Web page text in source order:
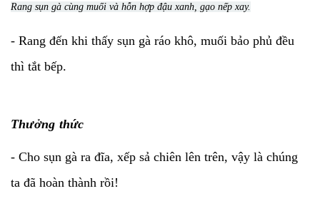
Rang sụn gà cùng muối và hỗn hợp đậu xanh, gạo nếp xay.
- Rang đến khi thấy sụn gà ráo khô, muối bảo phủ đều
thì tắt bếp.
Thưởng thức
- Cho sụn gà ra đĩa, xếp sả chiên lên trên, vậy là chúng
ta đã hoàn thành rồi!